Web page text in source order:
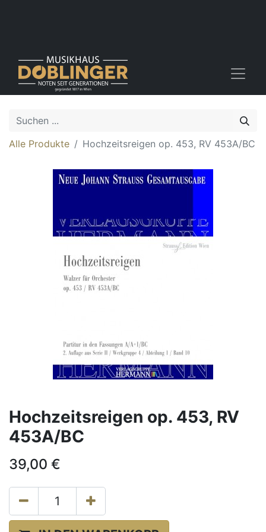
Alle Produkte Hochzeitsreigen op. 453, RV 453A/BC
Hochzeitsreigen op. 453, RV
453A/BC
39,00 €